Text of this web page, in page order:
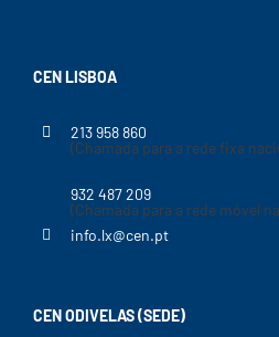
CEN LISBOA
213 958 860
(Chamada para a rede fixa
932 487 209
(Chamada para a rede móvel
info.lx@cen.pt
CEN ODIVELAS (SEDE)